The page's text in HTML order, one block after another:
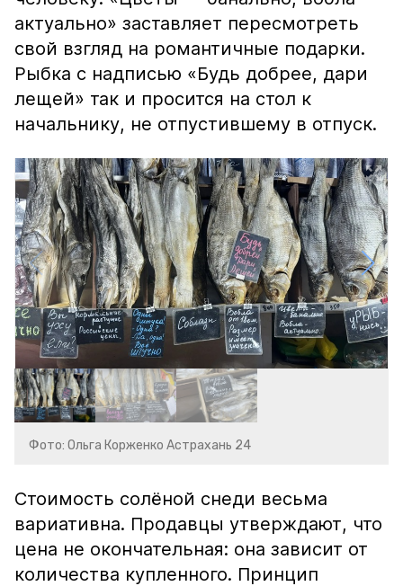
актуально» заставляет пересмотреть
свой взгляд на романтичные подарки.
Рыбка с надписью «Будь добрее, дари
лещей» так и просится на стол к
начальнику, не отпустившему в отпуск.
Фото: Ольга Корженко Астрахань 24
Стоимость солёной снеди весьма
вариативна. Продавцы утверждают, что
цена не окончательная: она зависит от
количества купленного. Принцип